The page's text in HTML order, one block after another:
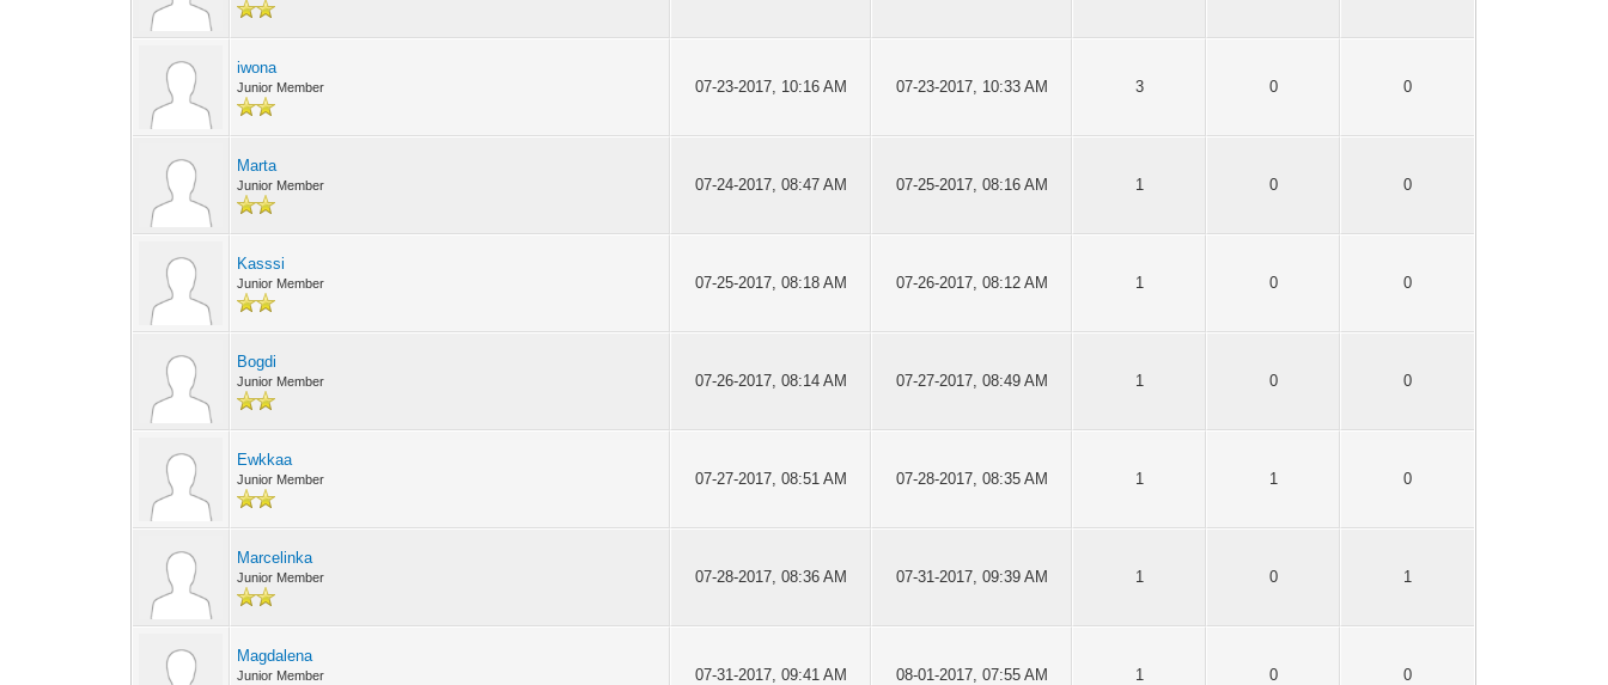
iwona
Junior Member 07-23-2017, 10:16 AM 07-23-2017, 10:33 AM 3 0 0
Marta
Junior Member 07-24-2017, 08:47 AM 07-25-2017, 08:16 AM 1 0 0
Kasssi
Junior Member 07-25-2017, 08:18 AM 07-26-2017, 08:12 AM 1 0 0
Bogdi
Junior Member 07-26-2017, 08:14 AM 07-27-2017, 08:49 AM 1 0 0
Ewkkaa
Junior Member 07-27-2017, 08:51 AM 07-28-2017, 08:35 AM 1 1 0
Marcelinka
Junior Member 07-28-2017, 08:36 AM 07-31-2017, 09:39 AM 1 0 1
Magdalena
Junior Member 07-31-2017, 09:41 AM 08-01-2017, 07:55 AM 1 0 0